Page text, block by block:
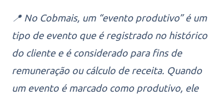
📍 No Cobmais, um “evento produtivo” é um
tipo de evento que é registrado no histórico
do cliente e é considerado para fins de
remuneração ou cálculo de receita. Quando
um evento é marcado como produtivo, ele